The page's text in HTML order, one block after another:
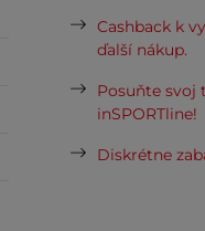
Cashback k
ďalší nákup.
Posuňte svoj
inSPORTline!
Diskrétne